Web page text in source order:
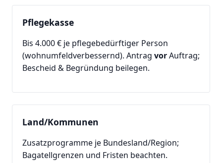
Pflegekasse
Bis 4.000 € je pflegebedürftiger Person
(wohnumfeldverbessernd). Antrag vorAuftrag;
Bescheid & Begründung beilegen.
Land/Kommunen
Zusatzprogramme je Bundesland/Region;
Bagatellgrenzen und Fristen beachten.